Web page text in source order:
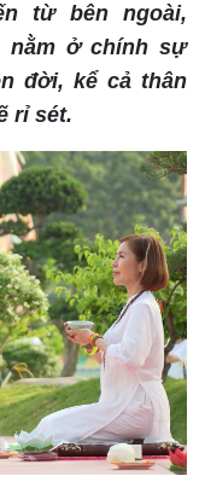
từ bên ngoài,
nằm ở chính sự
đời, kể cả thân
rỉ sét.